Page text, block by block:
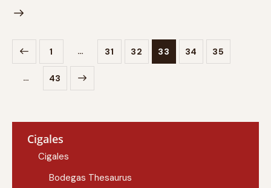
1 … 31 32 33 34 35
… 43
>
Cigales
Cigales
Bodegas Thesaurus